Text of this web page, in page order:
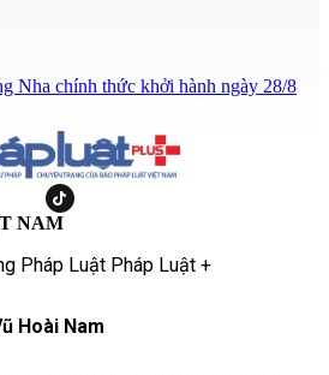
Nha chính thức khởi hành ngày 28/8
NAM
Pháp Luật Pháp Luật +
Hoài Nam